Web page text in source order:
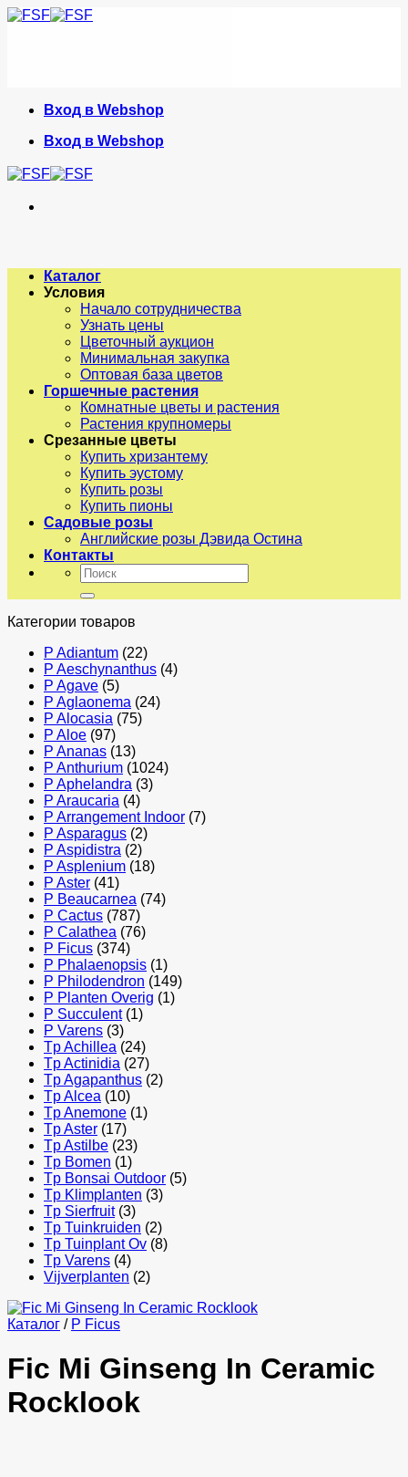
Skip
Вход в Webshop
Вход в Webshop
Каталог
Условия
Начало сотрудничества
Узнать цены
Цветочный аукцион
Минимальная закупка
Оптовая база цветов
Горшечные растения
Комнатные цветы и растения
Растения крупномеры
Срезанные цветы
Купить хризантему
Купить эустому
Купить розы
Купить пионы
Садовые розы
Английские розы Дэвида Остина
Контакты
Искать:
Категории товаров
P Adiantum (22)
P Aeschynanthus (4)
P Agave (5)
P Aglaonema (24)
P Alocasia (75)
P Aloe (97)
P Ananas (13)
P Anthurium (1024)
P Aphelandra (3)
P Araucaria (4)
P Arrangement Indoor (7)
P Asparagus (2)
P Aspidistra (2)
P Asplenium (18)
P Aster (41)
P Beaucarnea (74)
P Cactus (787)
P Calathea (76)
P Ficus (374)
P Phalaenopsis (1)
P Philodendron (149)
P Planten Overig (1)
P Succulent (1)
P Varens (3)
Tp Achillea (24)
Tp Actinidia (27)
Tp Agapanthus (2)
Tp Alcea (10)
Tp Anemone (1)
Tp Aster (17)
Tp Astilbe (23)
Tp Bomen (1)
Tp Bonsai Outdoor (5)
Tp Klimplanten (3)
Tp Sierfruit (3)
Tp Tuinkruiden (2)
Tp Tuinplant Ov (8)
Tp Varens (4)
Vijverplanten (2)
Каталог / P Ficus
Fic Mi Ginseng In Ceramic
Rocklook